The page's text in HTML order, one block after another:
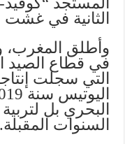
الثانية في غشت 2021.
وأطلق المغرب،
في قطاع الصيد
التي سجلت
البحري بل
السنوات المقبلة.